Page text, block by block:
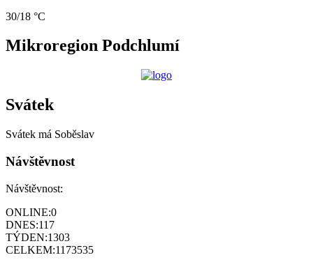
30/18 °C
Mikroregion Podchlumí
Svátek
Svátek má Soběslav
Návštěvnost
Návštěvnost:
ONLINE:0
DNES:117
TÝDEN:1303
CELKEM:1173535